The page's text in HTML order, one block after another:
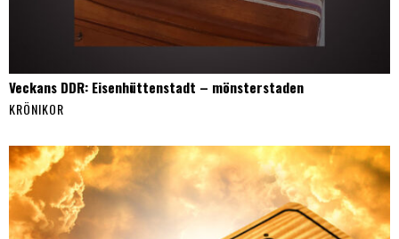
Veckans DDR: Eisenhüttenstadt – mönsterstaden
KRÖNIKOR